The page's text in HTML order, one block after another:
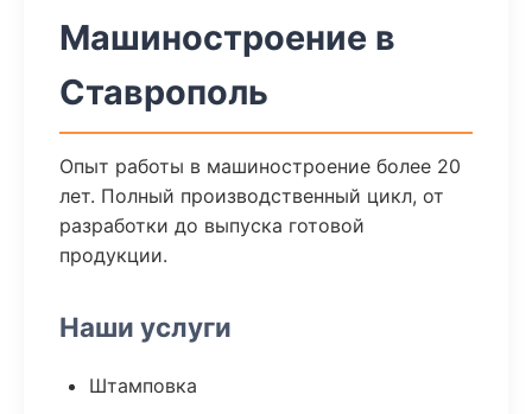
Машиностроение в
Ставрополь
Опыт работы в машиностроение более 20
лет. Полный производственный цикл, от
разработки до выпуска готовой
продукции.
Наши услуги
Штамповка